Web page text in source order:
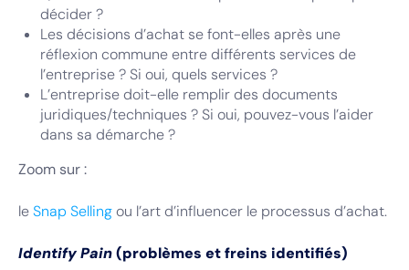
décider ?
Les décisions d’achat se font-elles après une
réflexion commune entre différents services de
l’entreprise ? Si oui, quels services ?
L’entreprise doit-elle remplir des documents
juridiques/techniques ? Si oui, pouvez-vous l’aider
dans sa démarche ?
Zoom sur :
leSnap Sellingou l’art d’influencer le processus d’achat.
Identify Pain(problèmes et freins identifiés)